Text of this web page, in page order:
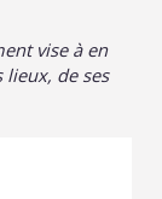
vise à en
lieux, de ses